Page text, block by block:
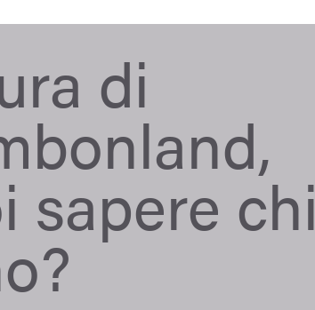
di
sapere chi